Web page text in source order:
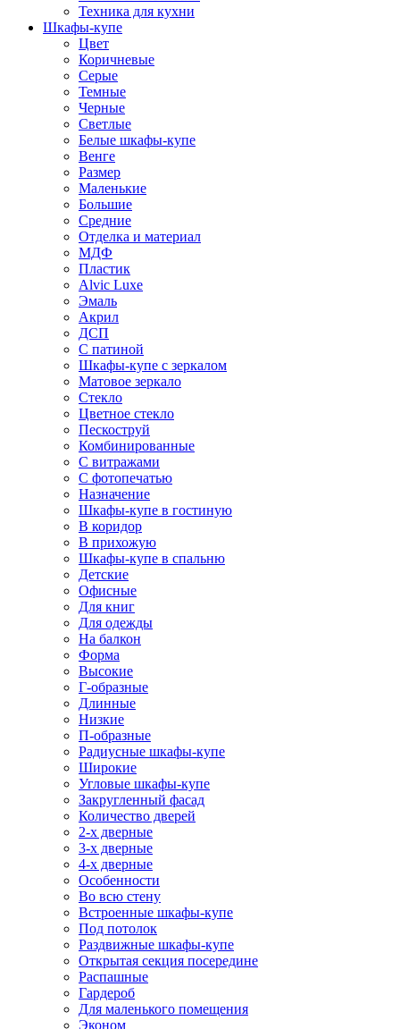
Техника для кухни
Шкафы-купе
Цвет
Коричневые
Серые
Темные
Черные
Светлые
Белые шкафы-купе
Венге
Размер
Маленькие
Большие
Средние
Отделка и материал
МДФ
Пластик
Alvic Luxe
Эмаль
Акрил
ДСП
С патиной
Шкафы-купе с зеркалом
Матовое зеркало
Стекло
Цветное стекло
Пескоструй
Комбинированные
С витражами
С фотопечатью
Назначение
Шкафы-купе в гостиную
В коридор
В прихожую
Шкафы-купе в спальню
Детские
Офисные
Для книг
Для одежды
На балкон
Форма
Высокие
Г-образные
Длинные
Низкие
П-образные
Радиусные шкафы-купе
Широкие
Угловые шкафы-купе
Закругленный фасад
Количество дверей
2-х дверные
3-х дверные
4-х дверные
Особенности
Во всю стену
Встроенные шкафы-купе
Под потолок
Раздвижные шкафы-купе
Открытая секция посередине
Распашные
Гардероб
Для маленького помещения
Эконом